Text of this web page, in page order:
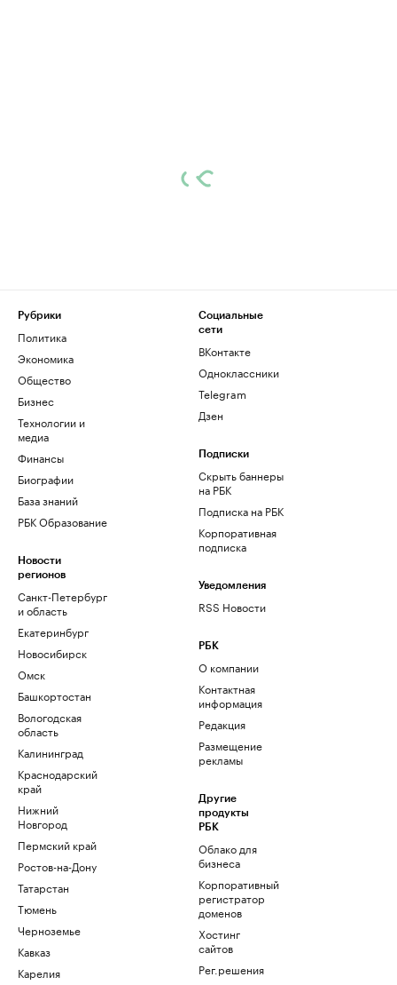
Рубрики
Политика
Экономика
Общество
Бизнес
Технологии и
медиа
Финансы
Биографии
База знаний
РБК Образование
Новости
регионов
Санкт-Петербург
и область
Екатеринбург
Новосибирск
Омск
Башкортостан
Вологодская
область
Калининград
Краснодарский
край
Нижний
Новгород
Пермский край
Ростов-на-Дону
Татарстан
Тюмень
Черноземье
Кавказ
Карелия
Социальные
сети
ВКонтакте
Одноклассники
Telegram
Дзен
Подписки
Скрыть баннеры
на РБК
Подписка на РБК
Корпоративная
подписка
Уведомления
RSS Новости
РБК
О компании
Контактная
информация
Редакция
Размещение
рекламы
Другие
продукты
РБК
Облако для
бизнеса
Корпоративный
регистратор
доменов
Хостинг
сайтов
Рег.решения